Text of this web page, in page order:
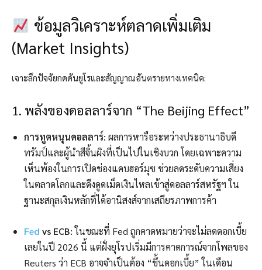
ข้อมูลวิเคราะห์ตลาดเพิ่มเติม
(Market Insights)
เจาะลึกปัจจัยกดดันยูโรและสัญญาณอันตรายทางเทคนิค:
1. พลังของดอลลาร์จาก “The Beijing Effect”
การทูตหนุนดอลลาร์: ผลการหารือระหว่างประธานาธิบดี
ทรัมป์และผู้นำสีจิ้นผิงที่เป็นไปในเชิงบวก โดยเฉพาะความ
เห็นพ้องในการเปิดช่องแคบฮอร์มุซ ช่วยลดระดับความเสี่ยง
ในตลาดโลกและดึงดูดเม็ดเงินไหลเข้าสู่ดอลลาร์สหรัฐฯ ใน
ฐานะสกุลเงินหลักที่ได้อานิสงส์จากเสถียรภาพการค้า
Fed vs ECB:ในขณะที่ Fed ถูกคาดหมายว่าจะไม่ลดดอกเบี้ย
เลยในปี 2026 นี้ แต่ฝั่งยุโรปเริ่มมีการคาดการณ์จากโพลของ
Reuters ว่า ECB อาจจำเป็นต้อง “ขึ้นดอกเบี้ย” ในเดือน